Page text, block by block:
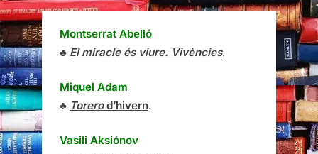
Montserrat Abelló
♣ El miracle és viure. Vivències.
Miquel Adam
♣ Torerod’hivern.
Vasili Aksiónov